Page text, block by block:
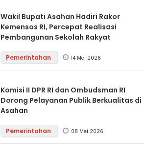
Wakil Bupati Asahan Hadiri Rakor
Kemensos RI, Percepat Realisasi
Pembangunan Sekolah Rakyat
Pemerintahan 14 Mei 2026
Komisi II DPR RI dan Ombudsman RI
Dorong Pelayanan Publik Berkualitas di
Asahan
Pemerintahan 08 Mei 2026